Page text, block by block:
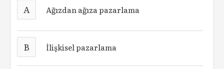
A Ağızdan ağıza pazarlama
B İlişkisel pazarlama